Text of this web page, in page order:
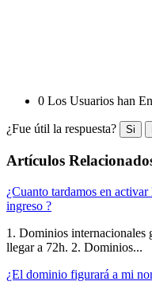
0 Los Usuarios han
¿Fue útil la respuesta? Si
Artículos
¿Cuanto tardamos en
ingreso ?
1. Dominios internacionales
llegar a 72h. 2. Dominios...
¿El dominio figurará a mi